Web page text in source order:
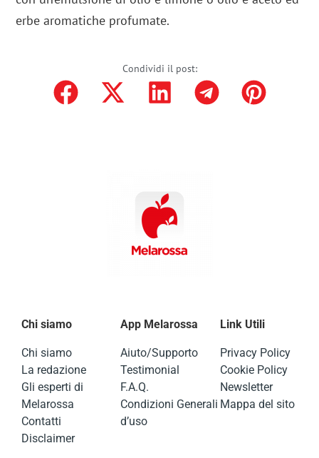
erbe aromatiche profumate.
Condividi il post:
Chi siamo
Chi siamo
La redazione
Gli esperti di
Melarossa
Contatti
Disclaimer
App Melarossa
Aiuto/Supporto
Testimonial
F.A.Q.
Condizioni Generali
d’uso
Link Utili
Privacy Policy
Cookie Policy
Newsletter
Mappa del sito